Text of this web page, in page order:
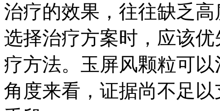
治疗的效果，往往缺乏
选择治疗方案时，应该
疗方法。玉屏风颗粒可
角度来看，证据尚不足